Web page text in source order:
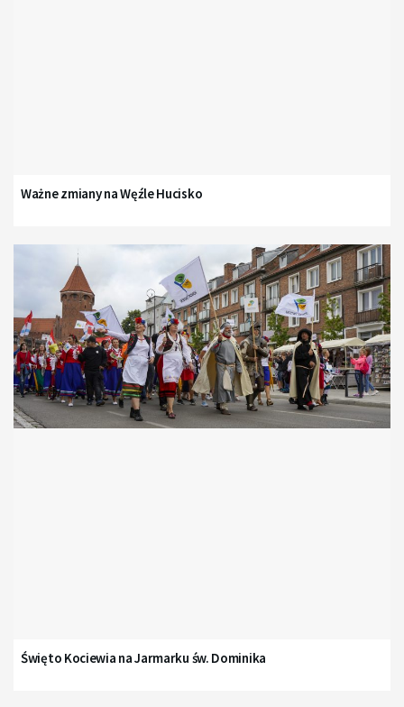
Ważne zmiany na Węźle Hucisko
Święto Kociewia na Jarmarku św. Dominika